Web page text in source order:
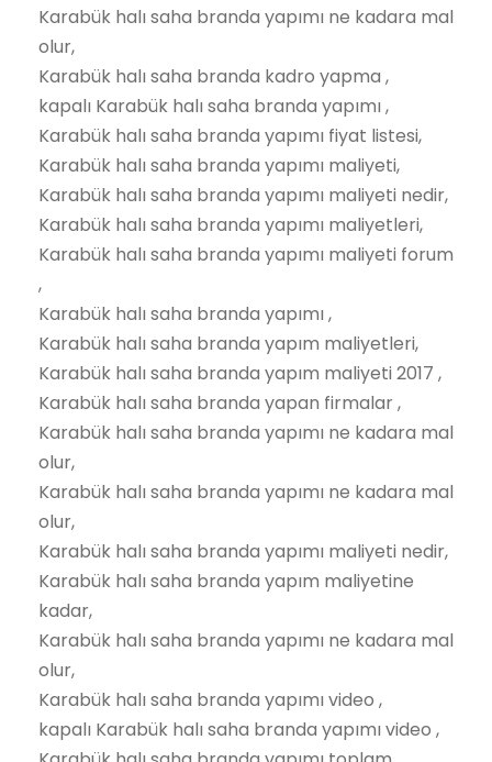
Karabük halı saha branda yapımı ne kadara mal
olur,
Karabük halı saha branda kadro yapma ,
kapalı Karabük halı saha branda yapımı ,
Karabük halı saha branda yapımı fiyat listesi,
Karabük halı saha branda yapımı maliyeti,
Karabük halı saha branda yapımı maliyeti nedir,
Karabük halı saha branda yapımı maliyetleri,
Karabük halı saha branda yapımı maliyeti forum
,
Karabük halı saha branda yapımı ,
Karabük halı saha branda yapım maliyetleri,
Karabük halı saha branda yapım maliyeti 2017 ,
Karabük halı saha branda yapan firmalar ,
Karabük halı saha branda yapımı ne kadara mal
olur,
Karabük halı saha branda yapımı ne kadara mal
olur,
Karabük halı saha branda yapımı maliyeti nedir,
Karabük halı saha branda yapım maliyetine
kadar,
Karabük halı saha branda yapımı ne kadara mal
olur,
Karabük halı saha branda yapımı video ,
kapalı Karabük halı saha branda yapımı video ,